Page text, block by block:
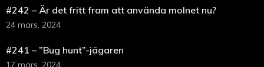
#242 – Är det fritt fram att använda molnet nu?
24 mars, 2024
#241 – ”Bug hunt”-jägaren